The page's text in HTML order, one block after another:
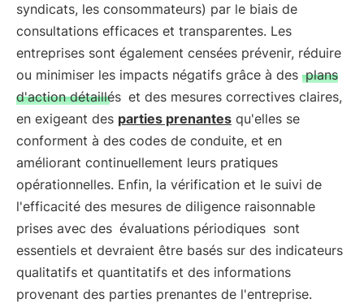
syndicats, les consommateurs) par le biais de
consultations efficaces et transparentes. Les
entreprises sont également censées prévenir, réduire
ou minimiser les impacts négatifs grâce à des plans
d'action détaillés et des mesures correctives claires,
en exigeant des parties prenantes qu'elles se
conforment à des codes de conduite, et en
améliorant continuellement leurs pratiques
opérationnelles. Enfin, la vérification et le suivi de
l'efficacité des mesures de diligence raisonnable
prises avec des évaluations périodiques sont
essentiels et devraient être basés sur des indicateurs
qualitatifs et quantitatifs et des informations
provenant des parties prenantes de l'entreprise.